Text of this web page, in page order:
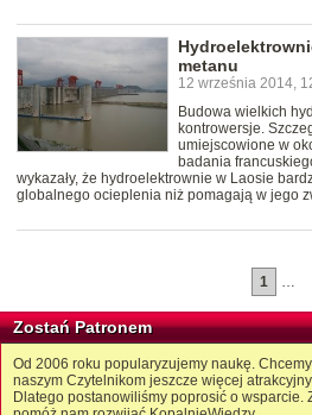
metanu
12 września 2014,
Budowa wielkich
kontrowersje.
umiejscowione w
badania
wykazały, że hydroelektrownie w Laosie
globalnego ocieplenia niż pomagają w jego
1 …
Zostań Patronem
Od 2006 roku popularyzujemy naukę.
naszym Czytelnikom jeszcze więcej
Dlatego postanowiliśmy poprosić o wsparcie.